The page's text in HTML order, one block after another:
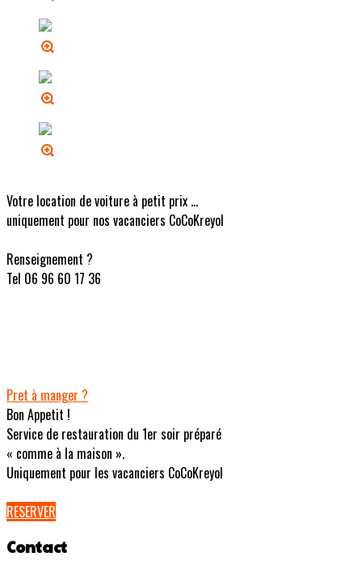
Votre location de voiture à petit prix ...
uniquement pour nos vacanciers CoCoKreyol
Renseignement ?
Tel 06 96 60 17 36
Pret à manger ?
Bon Appetit !
Service de restauration du 1er soir préparé
« comme à la maison ».
Uniquement pour les vacanciers CoCoKreyol
RESERVER
Contact